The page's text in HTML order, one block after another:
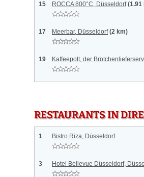
15 ROCCA 800°C, Düsseldorf (1.91
17 Meerbar, Düsseldorf (2 km)
19 Kaffeepott, der
RESTAURANTS IN
1 Bistro Riza, Düsseldorf
3 Hotel Bellevue Düsseldorf,